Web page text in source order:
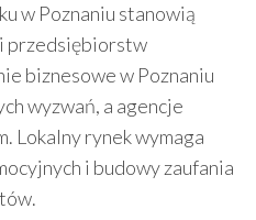
w Poznaniu stanowią
przedsiębiorstw
biznesowe w Poznaniu
wyzwań, a agencje
Lokalny rynek wymaga
i budowy zaufania